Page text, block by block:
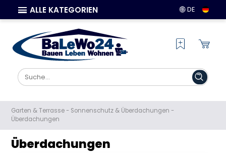
ALLE KATEGORIEN DE
Garten & Terrasse- Sonnenschutz & Überdachungen -
Überdachungen
Überdachungen